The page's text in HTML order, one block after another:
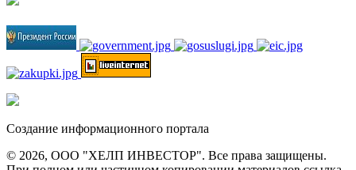
Создание информационного портала
© 2026, ООО "ХЕЛП ИНВЕСТОР". Все права защищены.